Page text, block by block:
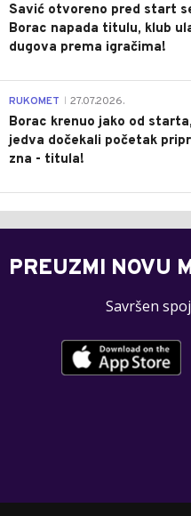
Savić otvoreno pred start
Borac napada titulu, klub
dugova prema igračima!
RUKOMET 27.07.2026.
Borac krenuo jako od
jedva dočekali početak
zna - titula!
PREUZMI NOVU
Savršen